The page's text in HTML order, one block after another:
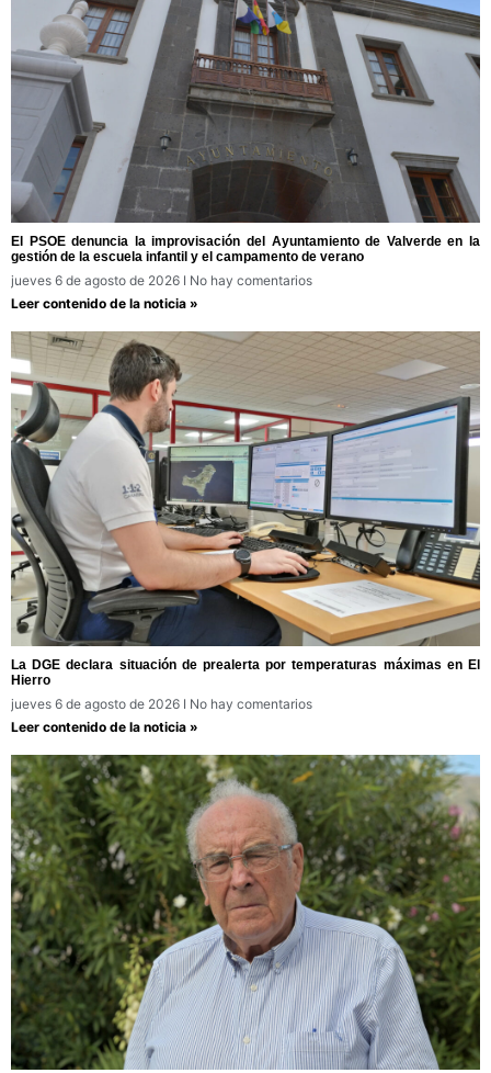
El PSOE denuncia la improvisación del Ayuntamiento de Valverde en la
gestión de la escuela infantil y el campamento de verano
jueves 6 de agosto de 2026
No hay comentarios
Leer contenido de la noticia »
La DGE declara situación de prealerta por temperaturas máximas en El
Hierro
jueves 6 de agosto de 2026
No hay comentarios
Leer contenido de la noticia »